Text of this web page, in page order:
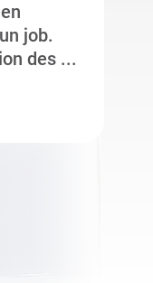
job.
des ...